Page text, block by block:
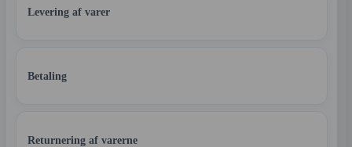
Levering af varer
Betaling
Returnering af varerne